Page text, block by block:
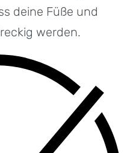
deine Füße und
werden.